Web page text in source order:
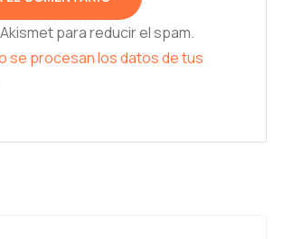
para reducir el spam.
se procesan los datos de tus